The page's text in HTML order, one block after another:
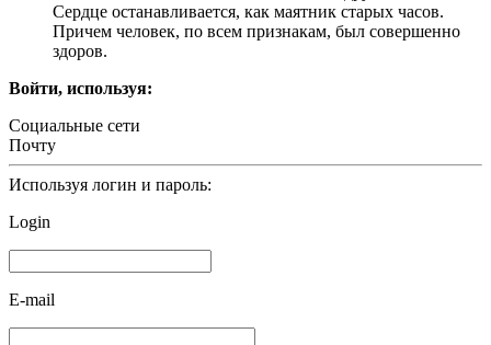
Сердце останавливается, как маятник старых часов.
Причем человек, по всем признакам, был совершенно
здоров.
Войти, используя:
Социальные сети
Почту
Используя логин и пароль:
Login
E-mail